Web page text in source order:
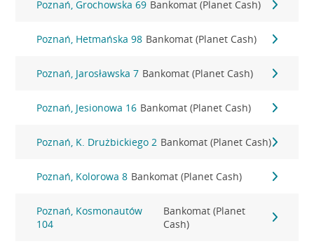
Poznań, Grochowska 69 Bankomat (Planet Cash)
Poznań, Hetmańska 98 Bankomat (Planet Cash)
Poznań, Jarosławska 7 Bankomat (Planet Cash)
Poznań, Jesionowa 16 Bankomat (Planet Cash)
Poznań, K. Drużbickiego 2 Bankomat (Planet Cash)
Poznań, Kolorowa 8 Bankomat (Planet Cash)
Poznań, Kosmonautów
104
Bankomat (Planet
Cash)